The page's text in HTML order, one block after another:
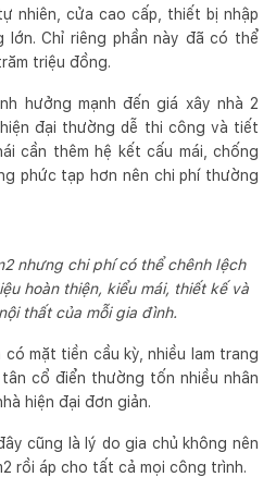
nhiên, cửa cao cấp, thiết bị nhập
lớn. Chỉ riêng phần này đã có thể
triệu đồng.
hưởng mạnh đến giá xây nhà 2
đại thường dễ thi công và tiết
cần thêm hệ kết cấu mái, chống
phức tạp hơn nên chi phí thường
nhưng chi phí có thể chênh lệch
hoàn thiện, kiểu mái, thiết kế và
thất của mỗi gia đình.
mặt tiền cầu kỳ, nhiều lam trang
cổ điển thường tốn nhiều nhân
hiện đại đơn giản.
cũng là lý do gia chủ không nên
rồi áp cho tất cả mọi công trình.